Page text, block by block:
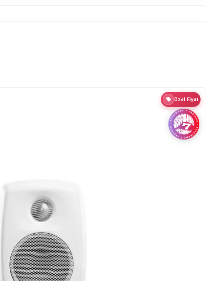
Özel Fiyat